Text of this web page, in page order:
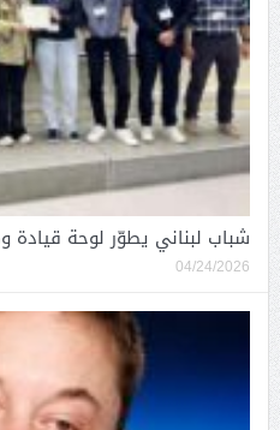
شباب لبناني يطوّر لوحة قيادة
04/24/2026